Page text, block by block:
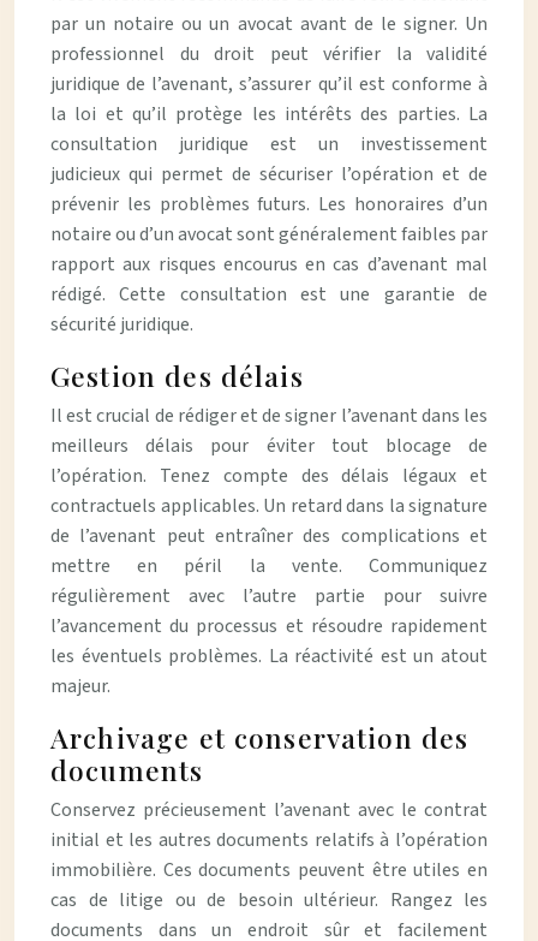
par un notaire ou un avocat avant de le signer. Un
professionnel du droit peut vérifier la validité
juridique de l’avenant, s’assurer qu’il est conforme à
la loi et qu’il protège les intérêts des parties. La
consultation juridique est un investissement
judicieux qui permet de sécuriser l’opération et de
prévenir les problèmes futurs. Les honoraires d’un
notaire ou d’un avocat sont généralement faibles par
rapport aux risques encourus en cas d’avenant mal
rédigé. Cette consultation est une garantie de
sécurité juridique.
Gestion des délais
Il est crucial de rédiger et de signer l’avenant dans les
meilleurs délais pour éviter tout blocage de
l’opération. Tenez compte des délais légaux et
contractuels applicables. Un retard dans la signature
de l’avenant peut entraîner des complications et
mettre en péril la vente. Communiquez
régulièrement avec l’autre partie pour suivre
l’avancement du processus et résoudre rapidement
les éventuels problèmes. La réactivité est un atout
majeur.
Archivage et conservation des
documents
Conservez précieusement l’avenant avec le contrat
initial et les autres documents relatifs à l’opération
immobilière. Ces documents peuvent être utiles en
cas de litige ou de besoin ultérieur. Rangez les
documents dans un endroit sûr et facilement